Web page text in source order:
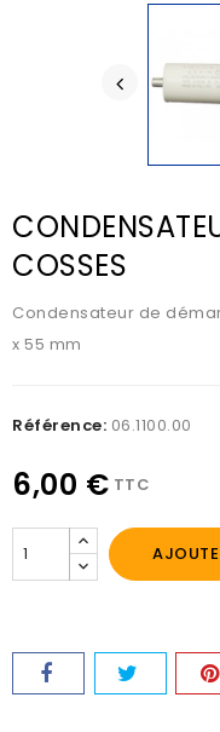
COSSES
Condensateur de
x 55 mm
Référence: 06.1100.00
6,00 € TTC